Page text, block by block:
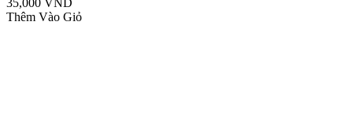
Thêm Vào Giỏ